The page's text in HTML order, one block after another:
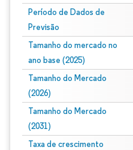
Período de Dados de
Previsão
Tamanho do mercado no
ano base (2025)
Tamanho do Mercado
(2026)
Tamanho do Mercado
(2031)
Taxa de crescimento